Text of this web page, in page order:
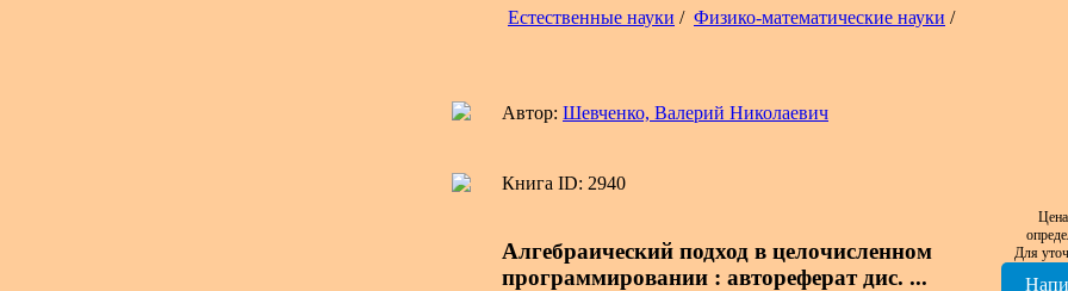
Естественные науки / Физико-математические науки /
Автор: Шевченко, Валерий Николаевич
Книга ID: 2940
Алгебраический подход в целочисленном
программировании : автореферат дис. ...
Для